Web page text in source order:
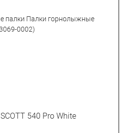
540 Pro White